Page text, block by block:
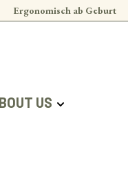
Ergonomisch ab Geburt
US